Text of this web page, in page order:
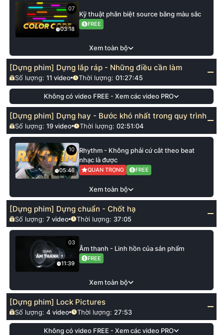
07
03:18
Kỹ thuật phân biệt source bằng màu sắc
FREE
Xem toàn bộ
[Dựng phim] Dựng lắp ráp - Những điều cần làm
Số lượng:11 video Thời lượng: 01:27:45
Không có video FREE - Xem các video PRO
[Dựng phim] Dựng hay - Bước khó nhất trong quy trình
Số lượng:19 video Thời lượng: 02:51:04
10
05:46
Rhythm - Không phải cứ cắt theo beat
nhạc là được
QUAN TRỌNG FREE
Xem toàn bộ
[Dựng phim] Dựng chuẩn - Chốt hạ
Số lượng:7 video Thời lượng: 37:05
03
11:39
Âm thanh - Linh hồn của sản phẩm
FREE
Xem toàn bộ
[Dựng phim] Lock Pictures
Số lượng:4 video Thời lượng: 27:53
Không có video FREE - Xem các video PRO